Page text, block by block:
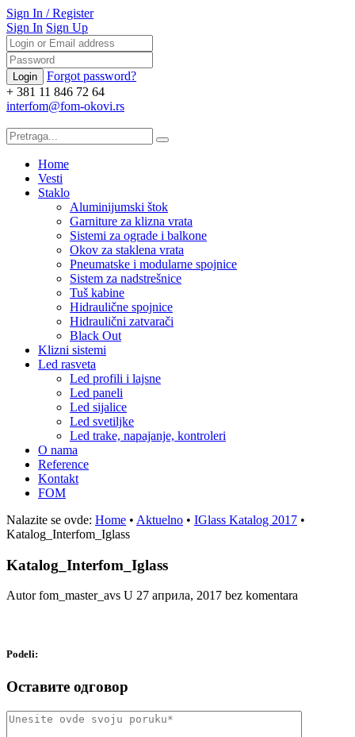
Sign In / Register
Sign In Sign Up
Forgot password?
+ 381 11 846 72 64
interfom@fom-okovi.rs
Home
Vesti
Staklo
Aluminijumski štok
Garniture za klizna vrata
Sistemi za ograde i balkone
Okov za staklena vrata
Pneumatske i modularne spojnice
Sistem za nadstrešnice
Tuš kabine
Hidraulične spojnice
Hidraulični zatvarači
Black Out
Klizni sistemi
Led rasveta
Led profili i lajsne
Led paneli
Led sijalice
Led svetiljke
Led trake, napajanje, kontroleri
O nama
Reference
Kontakt
FOM
Nalazite se ovde: Home • Aktuelno • IGlass Katalog 2017 •
Katalog_Interfom_Iglass
Katalog_Interfom_Iglass
Autor fom_master_avs U 27 априла, 2017 bez komentara
Podeli:
Оставите одговор